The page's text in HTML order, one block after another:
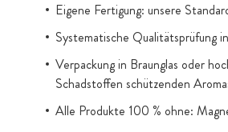
Eigene Fertigung: unsere
Systematische Qualitätsprüfung
Verpackung in Braunglas oder
Schadstoffen schützenden
Alle Produkte 100 % ohne: